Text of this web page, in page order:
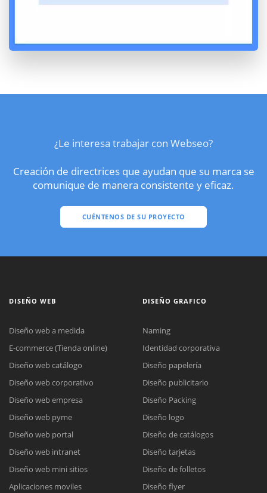
¿Le interesa trabajar con Webseo?
Creación de directrices que ayudan que su marca se
comunique de manera consistente y eficaz.
CUÉNTENOS DE SU PROYECTO
DISEÑO WEB
Diseño web a medida
E-commerce (Tienda online)
Diseño web catálogo
Diseño web corporativo
Diseño web empresa
Diseño web pyme
Diseño web portal
Diseño web intranet
Diseño web mini sitios
Aplicaciones moviles
DISEÑO GRAFICO
Naming
Identidad corporativa
Diseño papelería
Diseño publicitario
Diseño Packing
Diseño logo
Diseño de catálogos
Diseño tarjetas
Diseño de folletos
Diseño flyer